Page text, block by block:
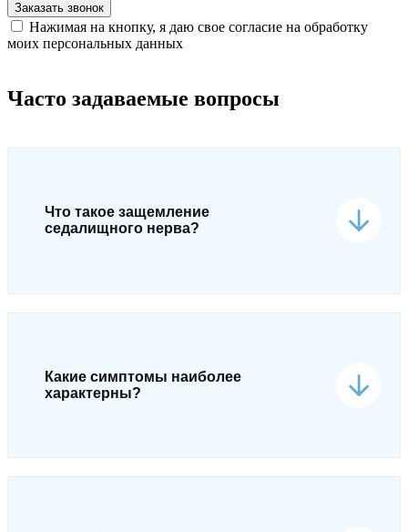
Заказать звонок
Нажимая на кнопку, я даю свое согласие на обработку
моих персональных данных
Часто задаваемые вопросы
Что такое защемление
седалищного нерва?
Какие симптомы наиболее
характерны?